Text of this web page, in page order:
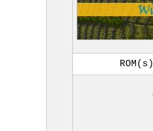
ROM(s)